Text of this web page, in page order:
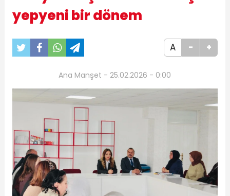
yepyeni bir dönem
A - +
Ana Manşet - 25.02.2026 - 0:00